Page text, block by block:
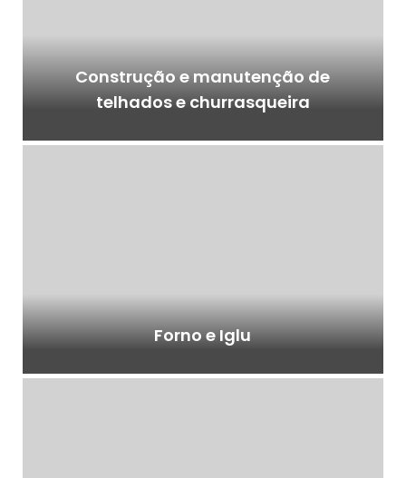
Construção e manutenção de
telhados e churrasqueira
Forno e Iglu